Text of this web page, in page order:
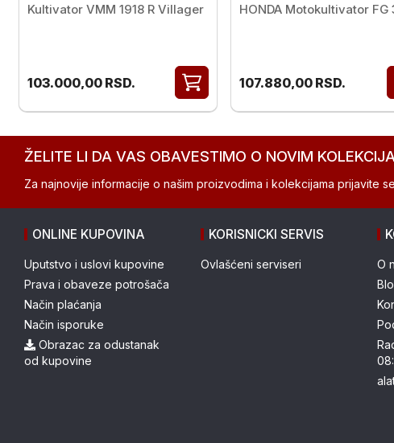
Kultivator VMM 1918 R Villager
103.000,00 RSD.
HONDA Motokultivator FG
107.880,00 RSD.
ŽELITE LI DA VAS OBAVESTIMO O NOVIM
Za najnovije informacije o našim proizvodima i kolekcijama prijavite
ONLINE KUPOVINA
Uputstvo i uslovi kupovine
Prava i obaveze potrošača
Način plaćanja
Način isporuke
Obrazac za odustanak
od kupovine
KORISNICKI SERVIS
Ovlašćeni serviseri
O